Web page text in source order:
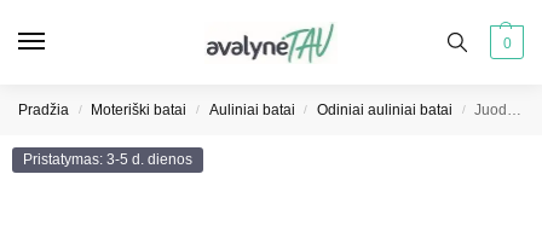
0
Pradžia / Moteriški batai / Auliniai batai / Odiniai auliniai batai / Juodos nubuko odos moteriški batai su dekoratyvine sagtimi Sergio Leone
Pristatymas: 3-5 d. dienos